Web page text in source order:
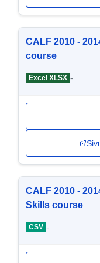
CALF 2010 -
course
Excel XLSX -
CALF 2010 -
Skills course
CSV -